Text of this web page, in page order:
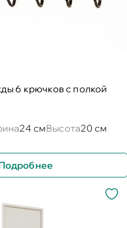
6 крючков с полкой
24 смВысота20 см